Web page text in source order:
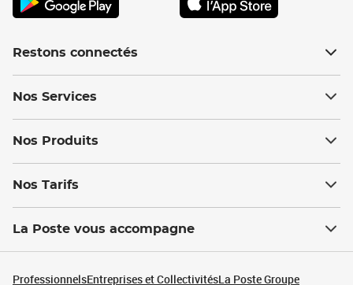
Restons connectés
Nos Services
Nos Produits
Nos Tarifs
La Poste vous accompagne
ProfessionnelsEntreprises et CollectivitésLa Poste Groupe